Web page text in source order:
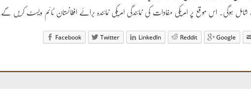
ہوگی۔ اس موقع پر امریکی مفادات کی نمائندگی امریکی نمائندہ برائے افغانستان ٹائم ویسٹ کریں گے۔
Facebook Twitter LinkedIn Reddit Google